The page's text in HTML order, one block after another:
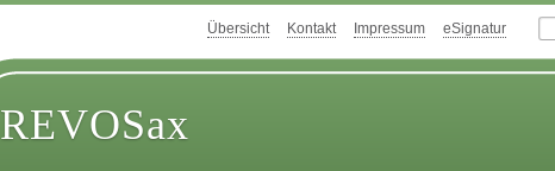
Übersicht Kontakt Impressum eSignatur
REVOSax